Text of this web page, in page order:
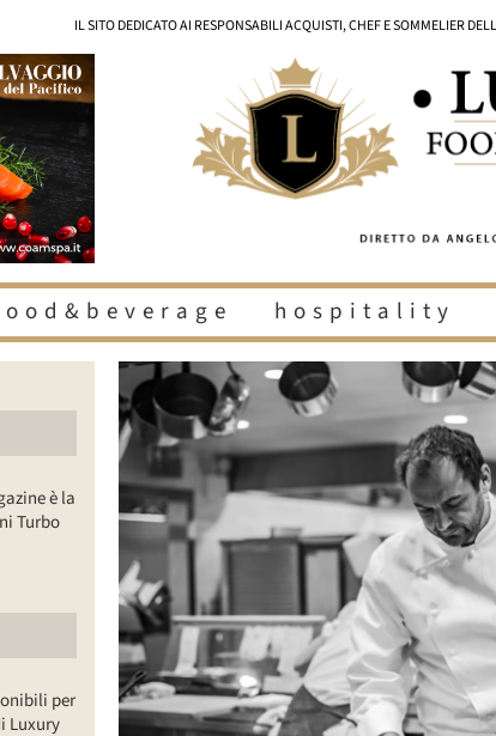
IL SITO DEDICATO AI RESPONSABILI ACQUISTI, CHEF E SOMMELIER
hospitality
Ingrandisci
immagine
è la
Turbo
per
Luxury